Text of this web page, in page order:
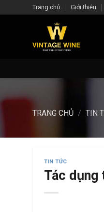
to
Trang chủ Giới thiệu
TRANG CHỦ / TIN
TIN TỨC
Tác